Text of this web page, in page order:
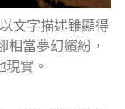
文字描述雖顯得
當夢幻繽紛，
實。